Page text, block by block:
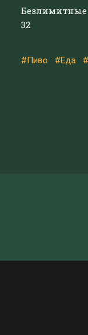
32
#Пиво #Еда